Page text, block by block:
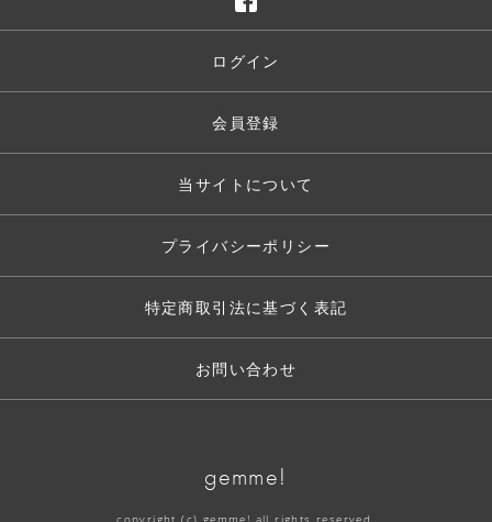
ログイン
会員登録
当サイトについて
プライバシーポリシー
特定商取引法に基づく表記
お問い合わせ
gemme!
copyright (c) gemme! all rights reserved.